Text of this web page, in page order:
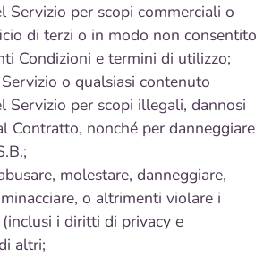
Servizio per scopi commerciali o
di terzi o in modo non consentito
Condizioni e termini di utilizzo;
o qualsiasi contenuto
Servizio per scopi illegali, dannosi
Contratto, nonché per danneggiare
molestare, danneggiare,
o altrimenti violare i
i diritti di privacy e
altri;